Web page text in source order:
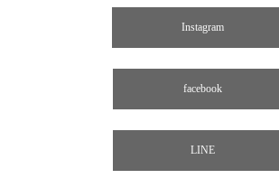
Instagram
facebook
LINE